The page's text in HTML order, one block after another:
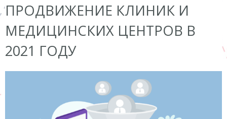
ПРОДВИЖЕНИЕ КЛИНИК И
МЕДИЦИНСКИХ ЦЕНТРОВ В
2021 ГОДУ